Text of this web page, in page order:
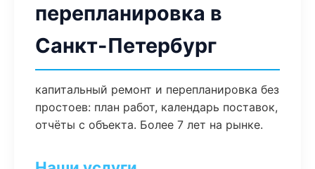
перепланировка в
Санкт-Петербург
капитальный ремонт и перепланировка без
простоев: план работ, календарь поставок,
отчёты с объекта. Более 7 лет на рынке.